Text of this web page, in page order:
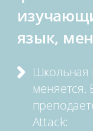
язык,
Школьная
меняется.
Attack: